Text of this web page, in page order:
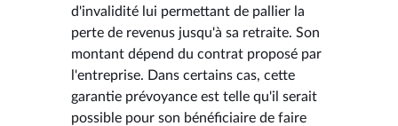
d'invalidité lui permettant de pallier la
perte de revenus jusqu'à sa retraite. Son
montant dépend du contrat proposé par
l'entreprise. Dans certains cas, cette
garantie prévoyance est telle qu'il serait
possible pour son bénéficiaire de faire